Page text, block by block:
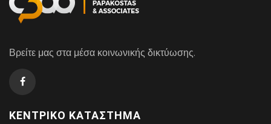
Βρείτε μας στα μέσα κοινωνικής δικτύωσης.
ΚΕΝΤΡΙΚΌ ΚΑΤΆΣΤΗΜΑ